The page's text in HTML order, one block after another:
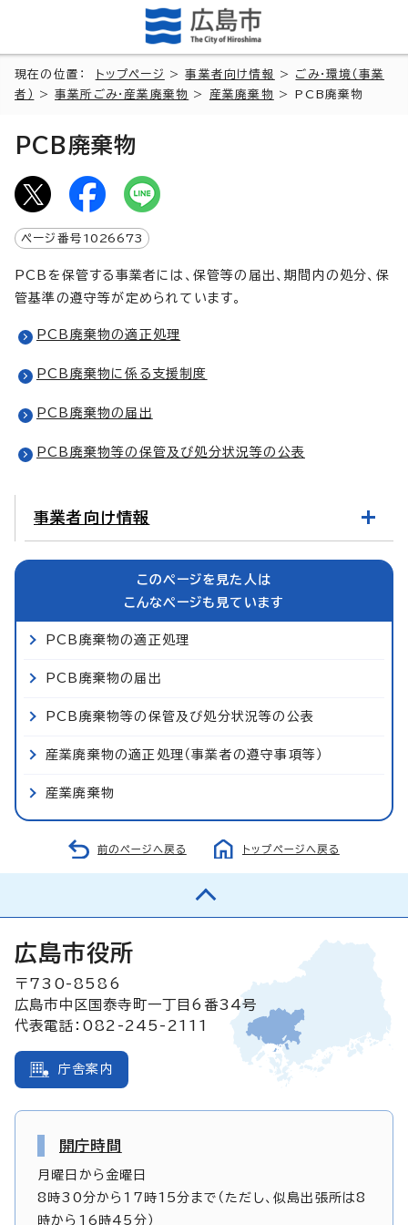
現在の位置： トップページ >事業者向け情報 > ごみ・環境（事業
者）
>事業所ごみ・産業廃棄物 > 産業廃棄物 > PCB廃棄物
PCB廃棄物
ページ番号 1026673
PCBを保管する事業者には、保管等の届出、期間内の処分、保
管基準の遵守等が定められています。
PCB廃棄物の適正処理
PCB廃棄物に係る支援制度
PCB廃棄物の届出
PCB廃棄物等の保管及び処分状況等の公表
事業者向け情報
このページを見た人は
こんなページも見ています
PCB廃棄物の適正処理
PCB廃棄物の届出
PCB廃棄物等の保管及び処分状況等の公表
産業廃棄物の適正処理（事業者の遵守事項等）
産業廃棄物
前のページへ戻る トップページへ戻る
広島市役所
〒730-8586
広島市中区国泰寺町一丁目6番34号
代表電話：082-245-2111
庁舎案内
開庁時間
月曜日から金曜日
8時30分から17時15分まで（ただし、似島出張所は8
時から16時45分）